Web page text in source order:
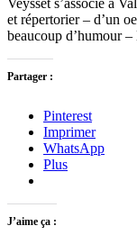
et répertorier – d’un
beaucoup d’humour
Partager :
Pinterest
Imprimer
WhatsApp
Plus
J’aime ça :